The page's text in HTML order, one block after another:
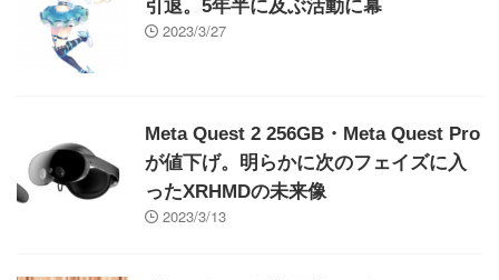
引退。5年半に及ぶ活動に幕
2023/3/27
Meta Quest 2 256GB・Meta Quest Pro
が値下げ。明らかに次のフェイズに入
ったXRHMDの未来像
2023/3/13